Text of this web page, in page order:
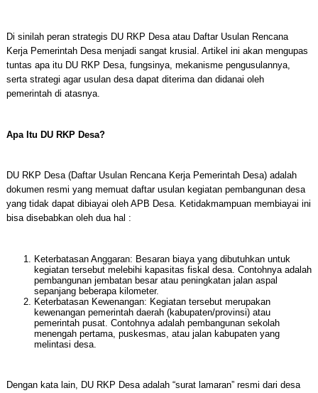
Di sinilah peran strategis DU RKP Desa atau Daftar Usulan Rencana
Kerja Pemerintah Desa menjadi sangat krusial. Artikel ini akan mengupas
tuntas apa itu DU RKP Desa, fungsinya, mekanisme pengusulannya,
serta strategi agar usulan desa dapat diterima dan didanai oleh
pemerintah di atasnya.
Apa Itu DU RKP Desa?
DU RKP Desa (Daftar Usulan Rencana Kerja Pemerintah Desa) adalah
dokumen resmi yang memuat daftar usulan kegiatan pembangunan desa
yang tidak dapat dibiayai oleh APB Desa. Ketidakmampuan membiayai ini
bisa disebabkan oleh dua hal :
Keterbatasan Anggaran: Besaran biaya yang dibutuhkan untuk
kegiatan tersebut melebihi kapasitas fiskal desa. Contohnya adalah
pembangunan jembatan besar atau peningkatan jalan aspal
sepanjang beberapa kilometer.
Keterbatasan Kewenangan: Kegiatan tersebut merupakan
kewenangan pemerintah daerah (kabupaten/provinsi) atau
pemerintah pusat. Contohnya adalah pembangunan sekolah
menengah pertama, puskesmas, atau jalan kabupaten yang
melintasi desa.
Dengan kata lain, DU RKP Desa adalah “surat lamaran” resmi dari desa